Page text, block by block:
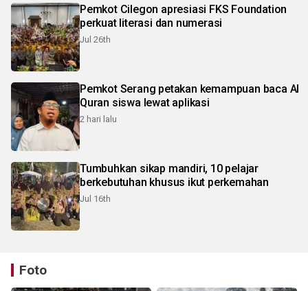
Pemkot Cilegon apresiasi FKS Foundation
perkuat literasi dan numerasi
Jul 26th
Pemkot Serang petakan kemampuan baca Al
Quran siswa lewat aplikasi
2 hari lalu
Tumbuhkan sikap mandiri, 10 pelajar
berkebutuhan khusus ikut perkemahan
Jul 16th
Foto